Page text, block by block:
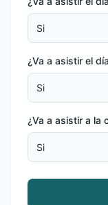
i
6
?
¿Va a asistir el
¿Va a asistir a la